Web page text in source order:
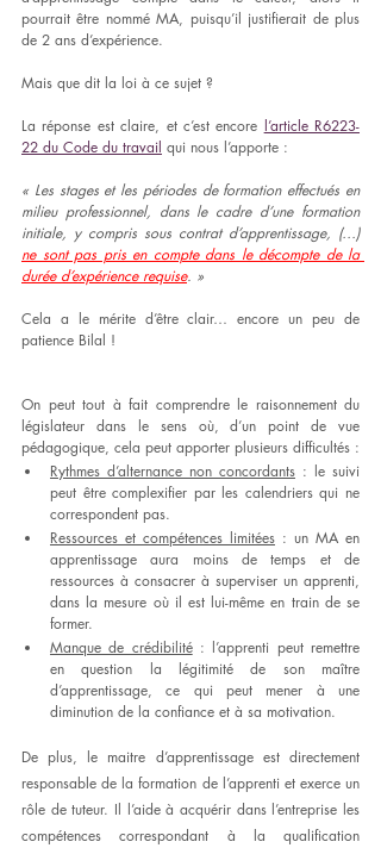
pourrait être nommé MA, puisqu’il justifierait de plus
de 2 ans d’expérience.
Mais que dit la loi à ce sujet ?
La réponse est claire, et c’est encore l’article R6223-
22 du Code du travail qui nous l’apporte :
« Les stages et les périodes de formation effectués en
milieu professionnel, dans le cadre d’une formation
initiale, y compris sous contrat d’apprentissage, (…)
ne sont pas pris en compte dans le décompte de la
durée d’expérience requise. »
Cela a le mérite d’être clair… encore un peu de
patience Bilal !
On peut tout à fait comprendre le raisonnement du
législateur dans le sens où, d’un point de vue
Rythmes d’alternance non concordants : le suivi
peut être complexifier par les calendriers qui ne
correspondent pas.
Ressources et compétences limitées : un MA en
apprentissage aura moins de temps et de
ressources à consacrer à superviser un apprenti,
dans la mesure où il est lui-même en train de se
former.
Manque de crédibilité : l’apprenti peut remettre
en question la légitimité de son maître
d’apprentissage, ce qui peut mener à une
diminution de la confiance et à sa motivation.
De plus, le maitre d’apprentissage est directement
responsable de la formation de l’apprenti et exerce un
rôle de tuteur. Il l’aide à acquérir dans l’entreprise les
compétences correspondant à la qualification